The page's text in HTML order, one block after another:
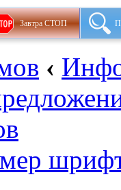
Завтра СТОП
‹